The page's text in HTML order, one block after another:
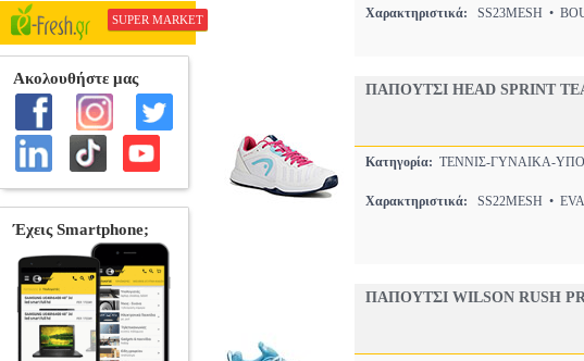
SUPER MARKET Χαρακτηριστικά: SS23MESH •
ΠΑΠΟΥΤΣΙ HEAD SPRINT
Κατηγορία: ΤΕΝΝΙΣ-ΓΥΝΑΙΚΑ-
Χαρακτηριστικά: SS22MESH •
ΠΑΠΟΥΤΣΙ WILSON RUSH